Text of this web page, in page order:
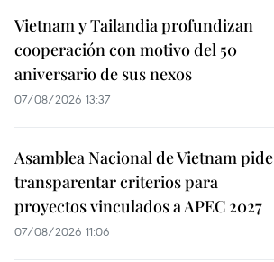
Vietnam y Tailandia profundizan
cooperación con motivo del 50
aniversario de sus nexos
07/08/2026 13:37
Asamblea Nacional de Vietnam pide
transparentar criterios para
proyectos vinculados a APEC 2027
07/08/2026 11:06